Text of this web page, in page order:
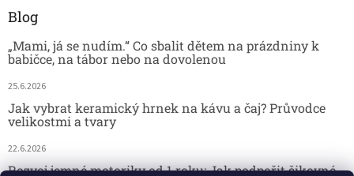
Blog
„Mami, já se nudím.“ Co sbalit dětem na prázdniny k
babičce, na tábor nebo na dovolenou
25.6.2026
Jak vybrat keramický hrnek na kávu a čaj? Průvodce
velikostmi a tvary
22.6.2026
Rozvoj jemné motoriky od 1 roku: Jak podpořit šikovné